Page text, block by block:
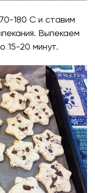
180 С и ставим
Выпекаем
15-20 минут.